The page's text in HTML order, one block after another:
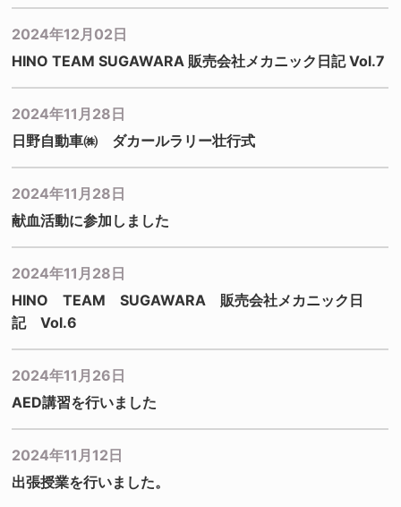
2024年12月02日
HINO TEAM SUGAWARA 販売会社メカニック日記 Vol.7
2024年11月28日
日野自動車㈱ ダカールラリー壮行式
2024年11月28日
献血活動に参加しました
2024年11月28日
HINO TEAM SUGAWARA 販売会社メカニック日
記 Vol.6
2024年11月26日
AED講習を行いました
2024年11月12日
出張授業を行いました。